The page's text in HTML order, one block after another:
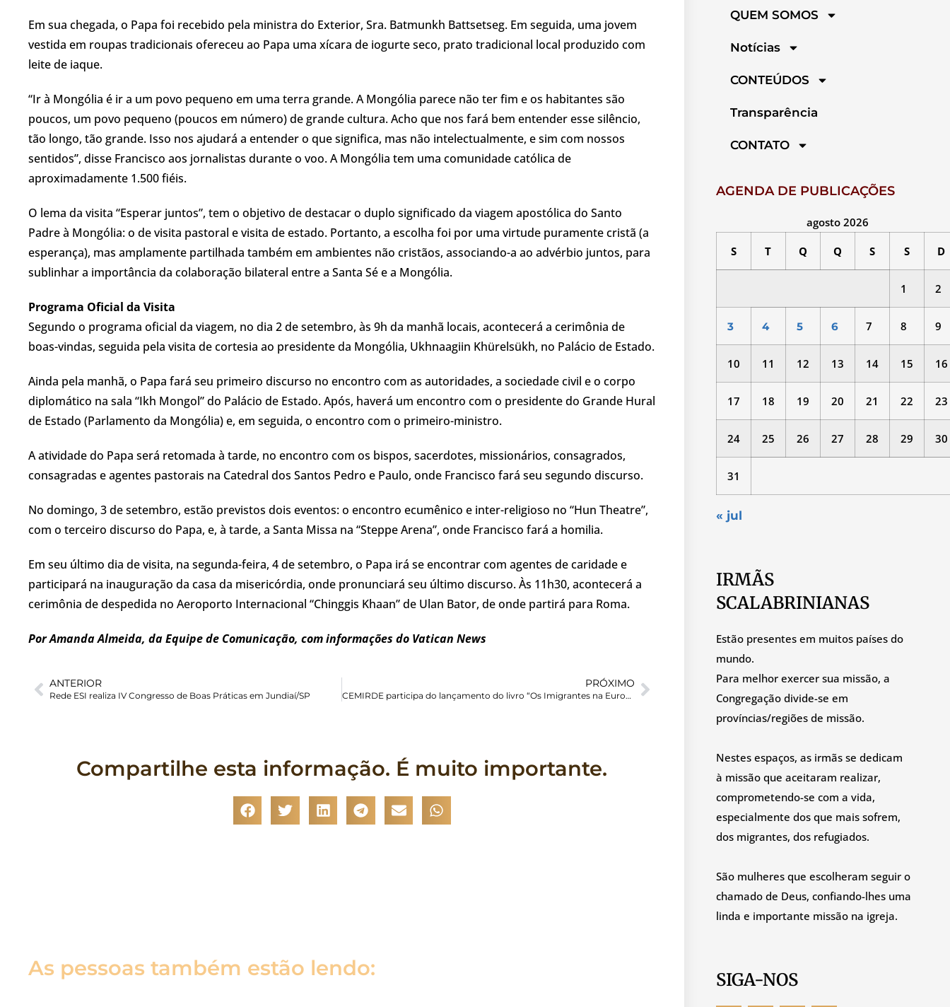
Em sua chegada, o Papa foi recebido pela ministra do Exterior, Sra. Batmunkh Battsetseg. Em seguida, uma jovem
vestida em roupas tradicionais ofereceu ao Papa uma xícara de iogurte seco, prato tradicional local produzido com
leite de iaque.
“Ir à Mongólia é ir a um povo pequeno em uma terra grande. A Mongólia parece não ter fim e os habitantes são
poucos, um povo pequeno (poucos em número) de grande cultura. Acho que nos fará bem entender esse silêncio,
tão longo, tão grande. Isso nos ajudará a entender o que significa, mas não intelectualmente, e sim com nossos
sentidos”, disse Francisco aos jornalistas durante o voo. A Mongólia tem uma comunidade católica de
aproximadamente 1.500 fiéis.
O lema da visita “Esperar juntos”, tem o objetivo de destacar o duplo significado da viagem apostólica do Santo
Padre à Mongólia: o de visita pastoral e visita de estado. Portanto, a escolha foi por uma virtude puramente cristã (a
esperança), mas amplamente partilhada também em ambientes não cristãos, associando-a ao advérbio juntos, para
sublinhar a importância da colaboração bilateral entre a Santa Sé e a Mongólia.
Programa Oficial da Visita
Segundo o programa oficial da viagem, no dia 2 de setembro, às 9h da manhã locais, acontecerá a cerimônia de
boas-vindas, seguida pela visita de cortesia ao presidente da Mongólia, Ukhnaagiin Khürelsükh, no Palácio de Estado.
Ainda pela manhã, o Papa fará seu primeiro discurso no encontro com as autoridades, a sociedade civil e o corpo
diplomático na sala “Ikh Mongol” do Palácio de Estado. Após, haverá um encontro com o presidente do Grande Hural
de Estado (Parlamento da Mongólia) e, em seguida, o encontro com o primeiro-ministro.
A atividade do Papa será retomada à tarde, no encontro com os bispos, sacerdotes, missionários, consagrados,
consagradas e agentes pastorais na Catedral dos Santos Pedro e Paulo, onde Francisco fará seu segundo discurso.
No domingo, 3 de setembro, estão previstos dois eventos: o encontro ecumênico e inter-religioso no “Hun Theatre”,
com o terceiro discurso do Papa, e, à tarde, a Santa Missa na “Steppe Arena”, onde Francisco fará a homilia.
Em seu último dia de visita, na segunda-feira, 4 de setembro, o Papa irá se encontrar com agentes de caridade e
participará na inauguração da casa da misericórdia, onde pronunciará seu último discurso. Às 11h30, acontecerá a
cerimônia de despedida no Aeroporto Internacional “Chinggis Khaan” de Ulan Bator, de onde partirá para Roma.
Por Amanda Almeida, da Equipe de Comunicação, com informações do Vatican News
ANTERIOR
Rede ESI realiza IV Congresso de Boas Práticas em Jundiaí/SP
PRÓXIMO
CEMIRDE participa do lançamento do livro “Os Imigrantes na Europa: Um Assunto da Bioética Social”
Compartilhe esta informação. É muito importante.
As pessoas também estão lendo:
QUEM SOMOS
Notícias
CONTEÚDOS
Transparência
CONTATO
AGENDA DE PUBLICAÇÕES
agosto 2026
S T Q Q S S D
1 2
3 4 5 6 7 8 9
10 11 12 13 14 15 16
17 18 19 20 21 22 23
24 25 26 27 28 29 30
31
« jul
IRMÃS
SCALABRINIANAS
Estão presentes em muitos países do
mundo.
Para melhor exercer sua missão, a
Congregação divide-se em
províncias/regiões de missão.
Nestes espaços, as irmãs se dedicam
à missão que aceitaram realizar,
comprometendo-se com a vida,
especialmente dos que mais sofrem,
dos migrantes, dos refugiados.
São mulheres que escolheram seguir o
chamado de Deus, confiando-lhes uma
linda e importante missão na igreja.
SIGA-NOS